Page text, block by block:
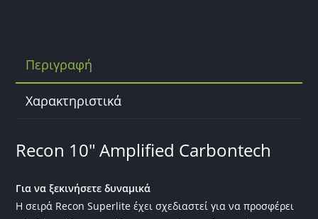
o
o
Περιγραφή
Χαρακτηριστικά
Recon 10″ Amplified Carbontech
Για να ξεκινήσετε δυναμικά
Η σειρά Recon Superlite έχει σχεδιαστεί για να προσφέρει